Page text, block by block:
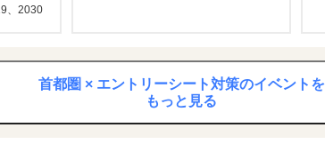
、2030
首都圏 × エントリーシート対策のイベントを
もっと見る